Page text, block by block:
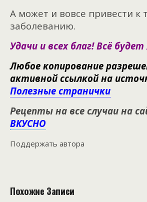
А может и вовсе привести к
заболеванию.
Удачи и всех благ! Всё
Любое копирование
активной ссылкой на
Полезные странички
Рецепты на все случаи на
ВКУСНО
Поддержать автора
Похожие Записи